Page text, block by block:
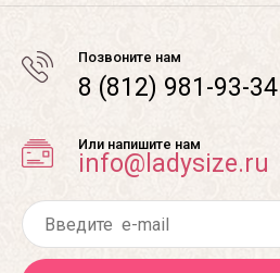
Позвоните нам
8 (812) 981-93-34
Или напишите нам
info@ladysize.ru